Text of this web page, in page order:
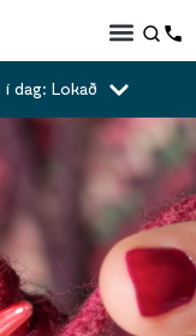
í dag: Lokað